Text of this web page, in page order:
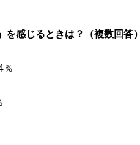
感じるときは？（複数回答）
％